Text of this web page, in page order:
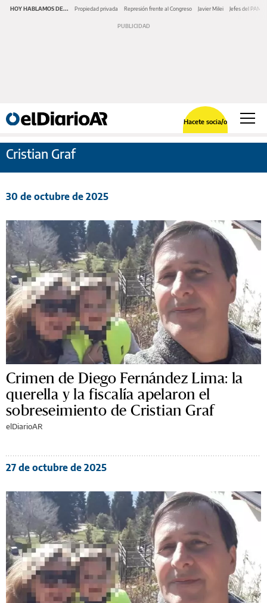
HOY HABLAMOS DE... Propiedad privada Represión frente al Congreso Javier Milei Jefes del PAMI
Hacete socia/o
Cristian Graf
30 de octubre de 2025
Crimen de Diego Fernández Lima: la
querella y la fiscalía apelaron el
sobreseimiento de Cristian Graf
elDiarioAR
27 de octubre de 2025